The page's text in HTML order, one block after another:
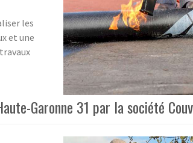
les
et une
Garonne 31 par la société